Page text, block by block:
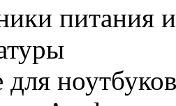
питания
для ноутбуков